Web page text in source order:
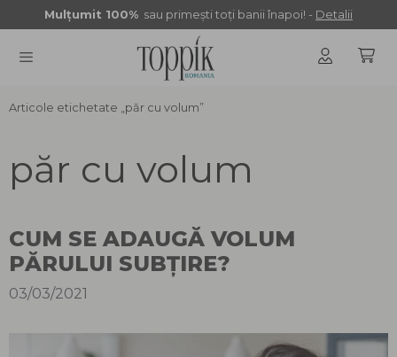
la
conținut
Mulţumit 100% sau primeşti toţi banii înapoi! - Detalii
MENU
Articole etichetate „păr cu volum”
păr cu volum
CUM SE ADAUGĂ VOLUM
PĂRULUI SUBȚIRE?
03/03/2021